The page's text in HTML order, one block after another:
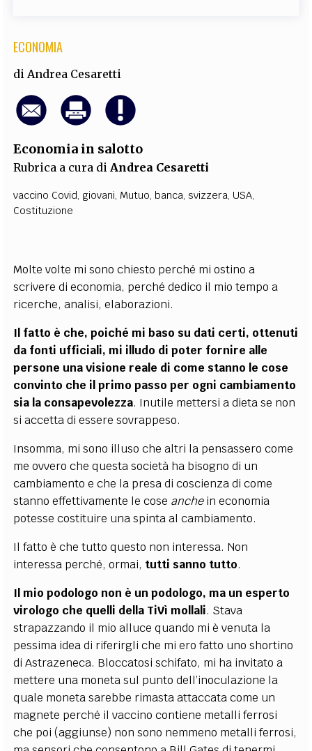
ECONOMIA
di Andrea Cesaretti
Economia in salotto
Rubrica a cura di Andrea Cesaretti
vaccino Covid, giovani, Mutuo,banca,svizzera, USA,
Costituzione
Molte volte mi sono chiesto perché mi ostino a
scrivere di economia, perché dedico il mio tempo a
ricerche, analisi, elaborazioni.
Il fatto è che, poiché mi baso su dati certi, ottenuti
da fonti ufficiali, mi illudo di poter fornire alle
persone una visione reale di come stanno le cose
convinto che il primo passo per ogni cambiamento
sia la consapevolezza. Inutile mettersi a dieta se non
si accetta di essere sovrappeso.
Insomma, mi sono illuso che altri la pensassero come
me ovvero che questa società ha bisogno di un
cambiamento e che la presa di coscienza di come
stanno effettivamente le cose anchein economia
potesse costituire una spinta al cambiamento.
Il fatto è che tutto questo non interessa. Non
interessa perché, ormai, tutti sanno tutto.
Il mio podologo non è un podologo, ma un esperto
virologo che quelli della TiVì mollali. Stava
strapazzando il mio alluce quando mi è venuta la
pessima idea di riferirgli che mi ero fatto uno shortino
di Astrazeneca. Bloccatosi schifato, mi ha invitato a
mettere una moneta sul punto dell’inoculazione la
quale moneta sarebbe rimasta attaccata come un
magnete perché il vaccino contiene metalli ferrosi
che poi (aggiunse) non sono nemmeno metalli ferrosi,